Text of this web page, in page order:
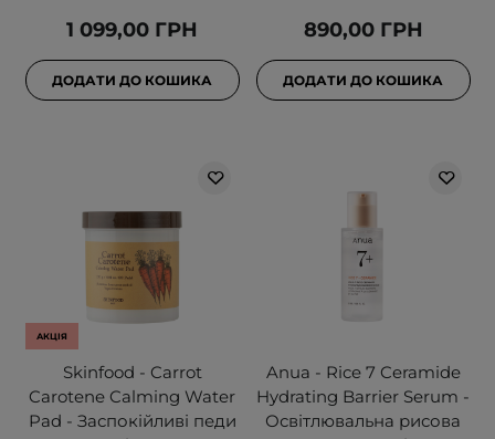
1 099,00 ГРН
ДОДАТИ ДО КОШИКА
890,00 ГРН
ДОДАТИ ДО КОШИКА
АКЦІЯ
Skinfood - Carrot
Carotene Calming Water
Pad - Заспокійливі педи
Anua - Rice 7 Ceramide
Hydrating Barrier Serum -
Освітлювальна рисова